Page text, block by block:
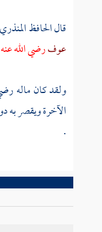
قالالحافظ المنذري
عوفرضي الله
ولقد كان ماله
الآخرة ويقصر به
.